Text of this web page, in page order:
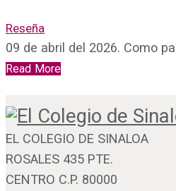
Reseña
09 de abril del 2026. Como
Read More
EL COLEGIO DE SINALOA
ROSALES 435 PTE.
CENTRO C.P. 80000